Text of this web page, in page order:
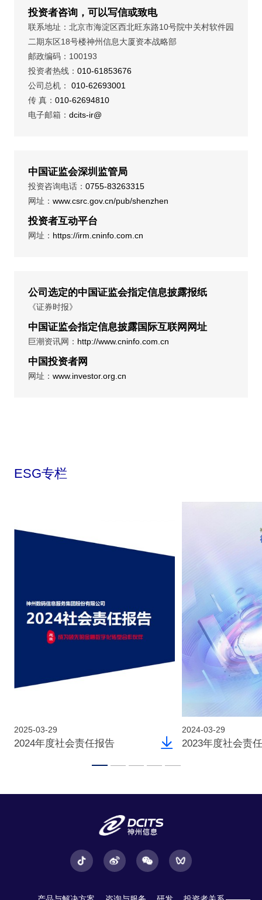
投资者咨询，可以写信或致电
联系地址：北京市海淀区西北旺东路10号院中关村软件园
二期东区18号楼神州信息大厦资本战略部
邮政编码：100193
投资者热线： 010-61853676
公司总机： 010-62693001
传 真： 010-62694810
电子邮箱： dcits-ir@
中国证监会深圳监管局
投资咨询电话： 0755-83263315
网址： www.csrc.gov.cn/pub/shenzhen
投资者互动平台
网址： https://irm.cninfo.com.cn
公司选定的中国证监会指定信息披露报纸
《证券时报》
中国证监会指定信息披露国际互联网网址
巨潮资讯网： http://www.cninfo.com.cn
中国投资者网
网址： www.investor.org.cn
ESG专栏
2025-03-29
2024年度社会责任报告
2024-03-29
2023年度社会责